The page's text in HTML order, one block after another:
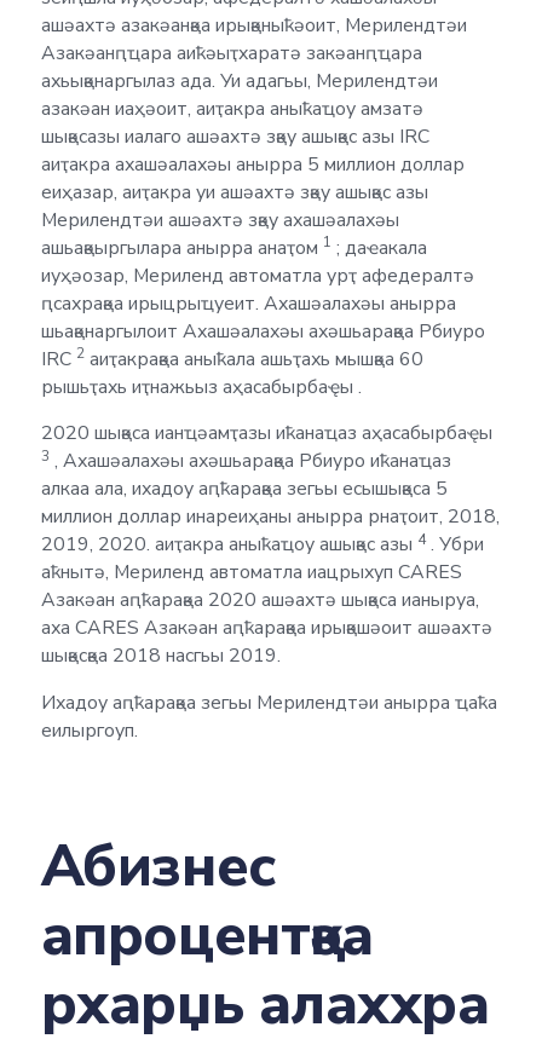
ашәахтә азакәанқәа ирықәныҟәоит, Мерилендтәи
Азакәанԥҵара аиҟәыҭхаратә закәанԥҵара
ахьықәнаргылаз ада. Уи адагьы, Мерилендтәи
азакәан иаҳәоит, аиҭакра аныҟаҵоу амзатә
шықәсазы иалаго ашәахтә зқәу ашықәс азы IRC
аиҭакра ахашәалахәы анырра 5 миллион доллар
еиҳазар, аиҭакра уи ашәахтә зқәу ашықәс азы
Мерилендтәи ашәахтә зқәу ахашәалахәы
ашьақәыргылара анырра анаҭом 1 ; даҽакала
иуҳәозар, Мериленд автоматла урҭ афедералтә
ԥсахрақәа ирыцрыҵуеит. Ахашәалахәы анырра
шьақәнаргылоит Ахашәалахәы ахәшьарақәа Рбиуро
IRC 2аиҭакрақәа аныҟала ашьҭахь мышқәа 60
рышьҭахь иҭнажьыз аҳасабырбаҿы .
2020 шықәса ианҵәамҭазы иҟанаҵаз аҳасабырбаҿы
3 , Ахашәалахәы ахәшьарақәа Рбиуро иҟанаҵаз
алкаа ала, ихадоу аԥҟарақәа зегьы есышықәса 5
миллион доллар инареиҳаны анырра рнаҭоит, 2018,
2019, 2020. аиҭакра аныҟаҵоу ашықәс азы 4. Убри
аҟнытә, Мериленд автоматла иацрыхуп CARES
Азакәан аԥҟарақәа 2020 ашәахтә шықәса ианыруа,
аха CARES Азакәан аԥҟарақәа ирықәшәоит ашәахтә
шықәсқәа 2018 насгьы 2019.
Ихадоу аԥҟарақәа зегьы Мерилендтәи анырра ҵаҟа
еилыргоуп.
Абизнес
апроцентқәа
рхарџь алаххра